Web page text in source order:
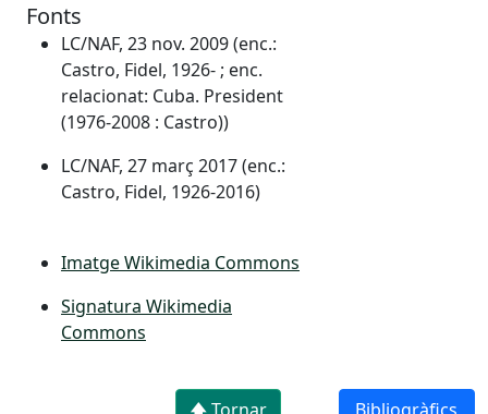
Fonts
LC/NAF, 23 nov. 2009 (enc.:
Castro, Fidel, 1926- ; enc.
relacionat: Cuba. President
(1976-2008 : Castro))
LC/NAF, 27 març 2017 (enc.:
Castro, Fidel, 1926-2016)
Imatge Wikimedia Commons
Signatura Wikimedia
Commons